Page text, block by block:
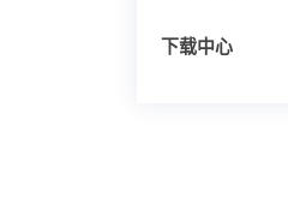
下载中心